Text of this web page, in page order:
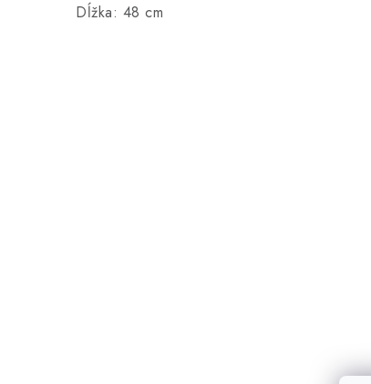
Dĺžka: 48 cm